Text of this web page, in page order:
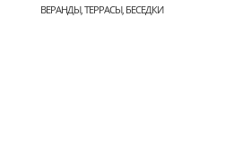
ВЕРАНДЫ, ТЕРРАСЫ, БЕСЕДКИ